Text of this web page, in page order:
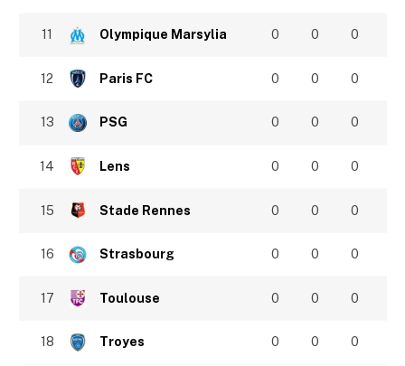
11 Olympique Marsylia 0 0 0
12 Paris FC 0 0 0
13 PSG 0 0 0
14 Lens 0 0 0
15 Stade Rennes 0 0 0
16 Strasbourg 0 0 0
17 Toulouse 0 0 0
18 Troyes 0 0 0